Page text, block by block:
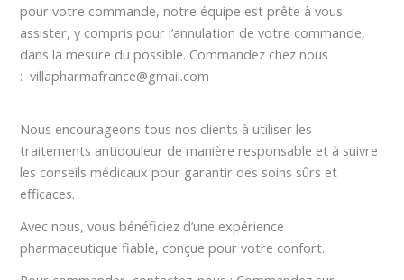
pour votre commande, notre équipe est prête à vous
assister, y compris pour l’annulation de votre commande,
dans la mesure du possible. Commandez chez nous
: villapharmafrance@gmail.com
Nous encourageons tous nos clients à utiliser les
traitements antidouleur de manière responsable et à suivre
les conseils médicaux pour garantir des soins sûrs et
efficaces.
Avec nous, vous bénéficiez d’une expérience
pharmaceutique fiable, conçue pour votre confort.